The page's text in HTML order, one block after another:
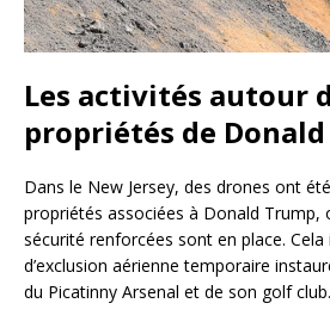
Les activités autour
propriétés de
Dans le New Jersey, des drones ont
propriétés associées à Donald Trump,
sécurité renforcées sont en place. Cela
d’exclusion aérienne temporaire
du Picatinny Arsenal et de son golf club.